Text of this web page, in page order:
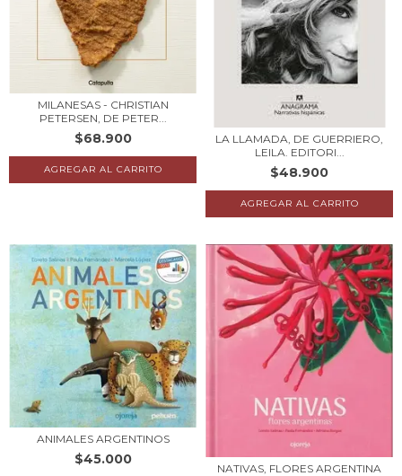
MILANESAS - CHRISTIAN
PETERSEN, DE PETER...
$68.900
LA LLAMADA, DE GUERRIERO,
LEILA. EDITORI...
$48.900
ANIMALES ARGENTINOS
$45.000
NATIVAS, FLORES ARGENTINA